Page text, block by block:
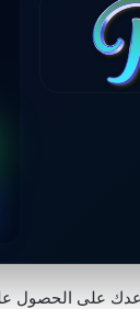
على الحصول